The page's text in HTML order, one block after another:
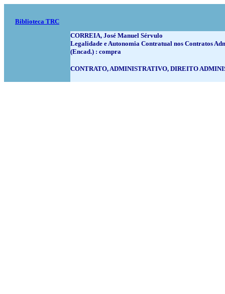
Biblioteca TRC
CORREIA, José Manuel Sérvulo
Legalidade e Autonomia Contratual nos Contratos
(Encad.) : compra
CONTRATO, ADMINISTRATIVO, DIREITO